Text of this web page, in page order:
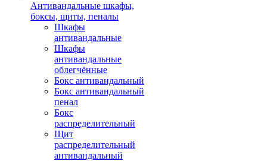
Антивандальные шкафы,
боксы, щиты, пеналы
Шкафы
антивандальные
Шкафы
антивандальные
облегчённые
Бокс антивандальный
Бокс антивандальный
пенал
Бокс
распределительный
Щит
распределительный
антивандальный